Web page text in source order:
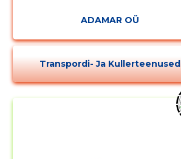
ADAMAR OÜ
Transpordi- Ja Kullerteenused